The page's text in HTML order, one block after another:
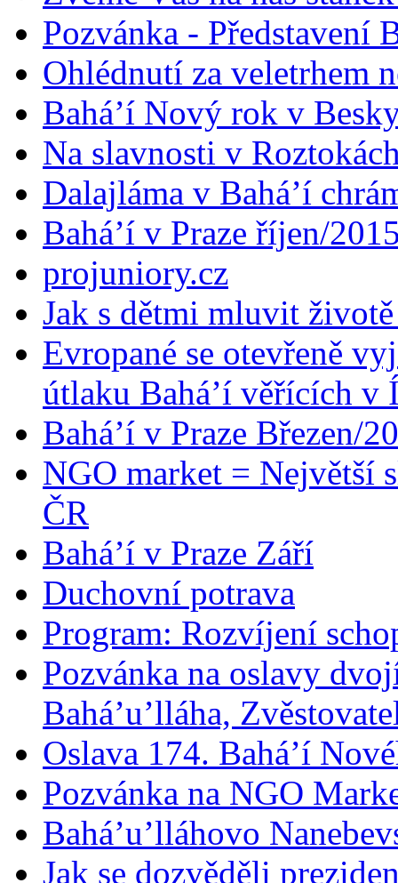
Pozvánka - Představení
Ohlédnutí za veletrhem
Bahá’í Nový rok v
Na slavnosti v
Dalajláma v Bahá’í
Bahá’í v Praze říjen/
projuniory.cz
Jak s dětmi mluvit
Evropané se otevřeně
útlaku Bahá’í věřících v
Bahá’í v Praze Březen/
NGO market = Největší
ČR
Bahá’í v Praze Září
Duchovní potrava
Program: Rozvíjení
Pozvánka na oslavy
Bahá’u’lláha,
Oslava 174. Bahá’í
Pozvánka na NGO
Bahá’u’lláhovo
Jak se dozvěděli